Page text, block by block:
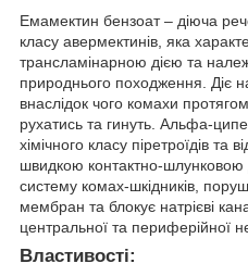
Емамектин бензоат – діюча
класу авермектинів, яка
трансламінарною дією та
природнього походження. Діє
внаслідок чого комахи
рухатись та гинуть. Альфа-
хімічного класу піретроїдів та
швидкою контактно-
систему комах-шкідників,
мембран та блокує натрієві
центральної та периферійної
Властивості: